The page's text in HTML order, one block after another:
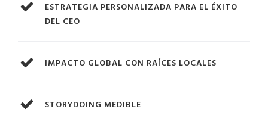
ESTRATEGIA PERSONALIZADA PARA EL ÉXITO
DEL CEO
IMPACTO GLOBAL CON RAÍCES LOCALES
STORYDOING MEDIBLE